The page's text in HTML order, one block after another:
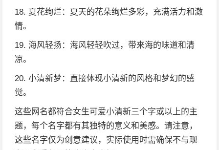
18. 夏花绚烂：夏天的花朵绚烂多彩，充满活力和激
情。
19. 海风轻扬：海风轻轻吹过，带来海的味道和清
凉。
20. 小清新梦：直接体现小清新的风格和梦幻的感
觉。
这些网名都符合女生可爱小清新三个字或以上的主
题，每个名字都有其独特的意义和美感。请注意，
这些名字仅为创意建议，实际使用时需确保不与现